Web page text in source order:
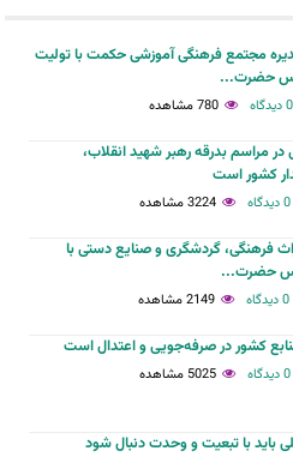
مجتمع فرهنگی آموزشی حکمت با تولیت
حضرت...
0 دیدگاه 780 مشاهده
مراسم بدرقه رهبر شهید انقلاب،
کشور است
0 دیدگاه 3224 مشاهده
فرهنگی، گردشگری و صنایع دستی با
حضرت...
0 دیدگاه 2149 مشاهده
کشور در صرفه‌جویی و اعتدال است
0 دیدگاه 5025 مشاهده
باید با تبعیت و وحدت دنبال شود